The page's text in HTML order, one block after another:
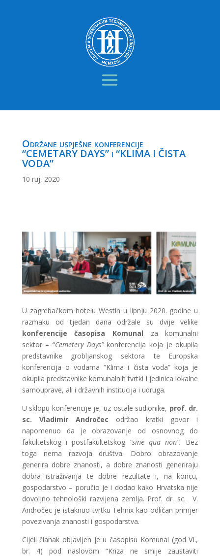
Održane uspješne konferencije
“CEMETARY DAYS” i “KLIMA I ČISTA
VODA”
10 ruj, 2020
U zagrebačkom hotelu Westin u lipnju 2020. godine u
razmaku od tjedan dana održale su dvije velike
konferencije časopisa Komunal za komunalni
sektor – “Cemetery Days”konferencija koja je okupila
predstavnike grobljanskog sektora te Europska
konferencija o vodama “Klima i čista voda” koja je
okupila predstavnike komunalnih tvrtki i jedinica lokalne
samouprave, ali i državnih institucija i udruga.
U sklopu konferencije je, uz ostale sudionike, prof. dr.
sc. Vladimir Andročec održao kratki govor i
napomenuo da je obrazovanje od osnovnog do
fakultetskog i postfakultetskog “sine qua non”. Bez
toga nema razvoja društva. Dobro obrazovanje
generira dobre znanosti, a dobre znanosti generiraju
dobra istraživanja te dobre rezultate i, na koncu,
gospodarstvo – poručio je i dodao kako Hrvatska nije
dovoljno tehnološki razvijena zemlja. Prof. dr. sc. V.
Andročec je istaknuo tvrtku Tehnix kao odličan primjer
povezivanja znanosti i gospodarstva.
Cijeli članak objavljen je u časopisu Komunal (god VI.,
br. 4) pod naslovom “Kriza ne smije zaustaviti